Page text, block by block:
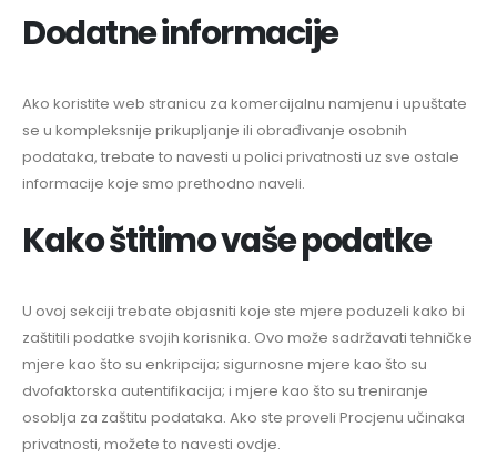
Dodatne informacije
Ako koristite web stranicu za komercijalnu namjenu i upuštate
se u kompleksnije prikupljanje ili obrađivanje osobnih
podataka, trebate to navesti u polici privatnosti uz sve ostale
informacije koje smo prethodno naveli.
Kako štitimo vaše podatke
U ovoj sekciji trebate objasniti koje ste mjere poduzeli kako bi
zaštitili podatke svojih korisnika. Ovo može sadržavati tehničke
mjere kao što su enkripcija; sigurnosne mjere kao što su
dvofaktorska autentifikacija; i mjere kao što su treniranje
osoblja za zaštitu podataka. Ako ste proveli Procjenu učinaka
privatnosti, možete to navesti ovdje.